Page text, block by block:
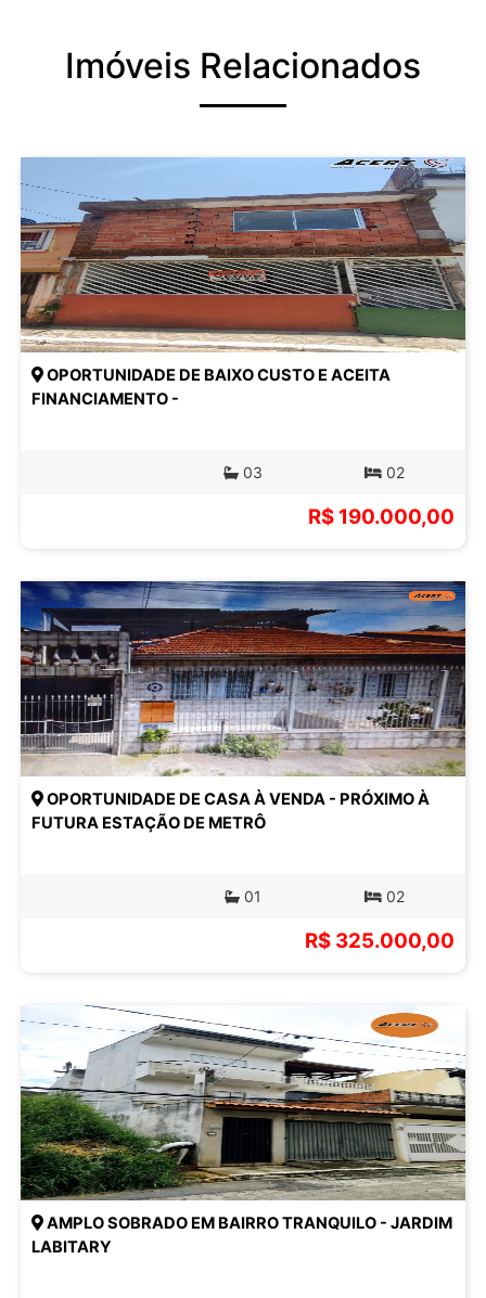
Imóveis Relacionados
OPORTUNIDADE DE BAIXO CUSTO E ACEITA
FINANCIAMENTO -
03 02
R$ 190.000,00
OPORTUNIDADE DE CASA À VENDA - PRÓXIMO À
FUTURA ESTAÇÃO DE METRÔ
01 02
R$ 325.000,00
AMPLO SOBRADO EM BAIRRO TRANQUILO - JARDIM
LABITARY